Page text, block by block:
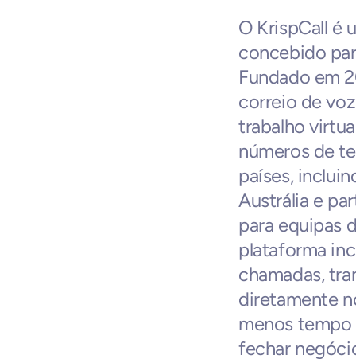
O KrispCall é
concebido
Fundado em
correio de
trabalho
números de
países,
Austrália e
para equipas
plataforma
chamadas,
diretamente
menos
fechar